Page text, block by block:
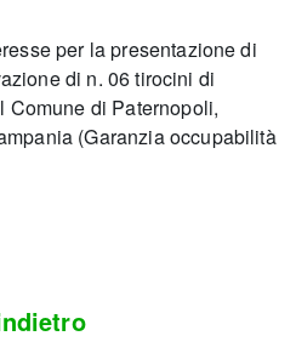
per la presentazione di
di n. 06 tirocini di
di Paternopoli,
(Garanzia occupabilità